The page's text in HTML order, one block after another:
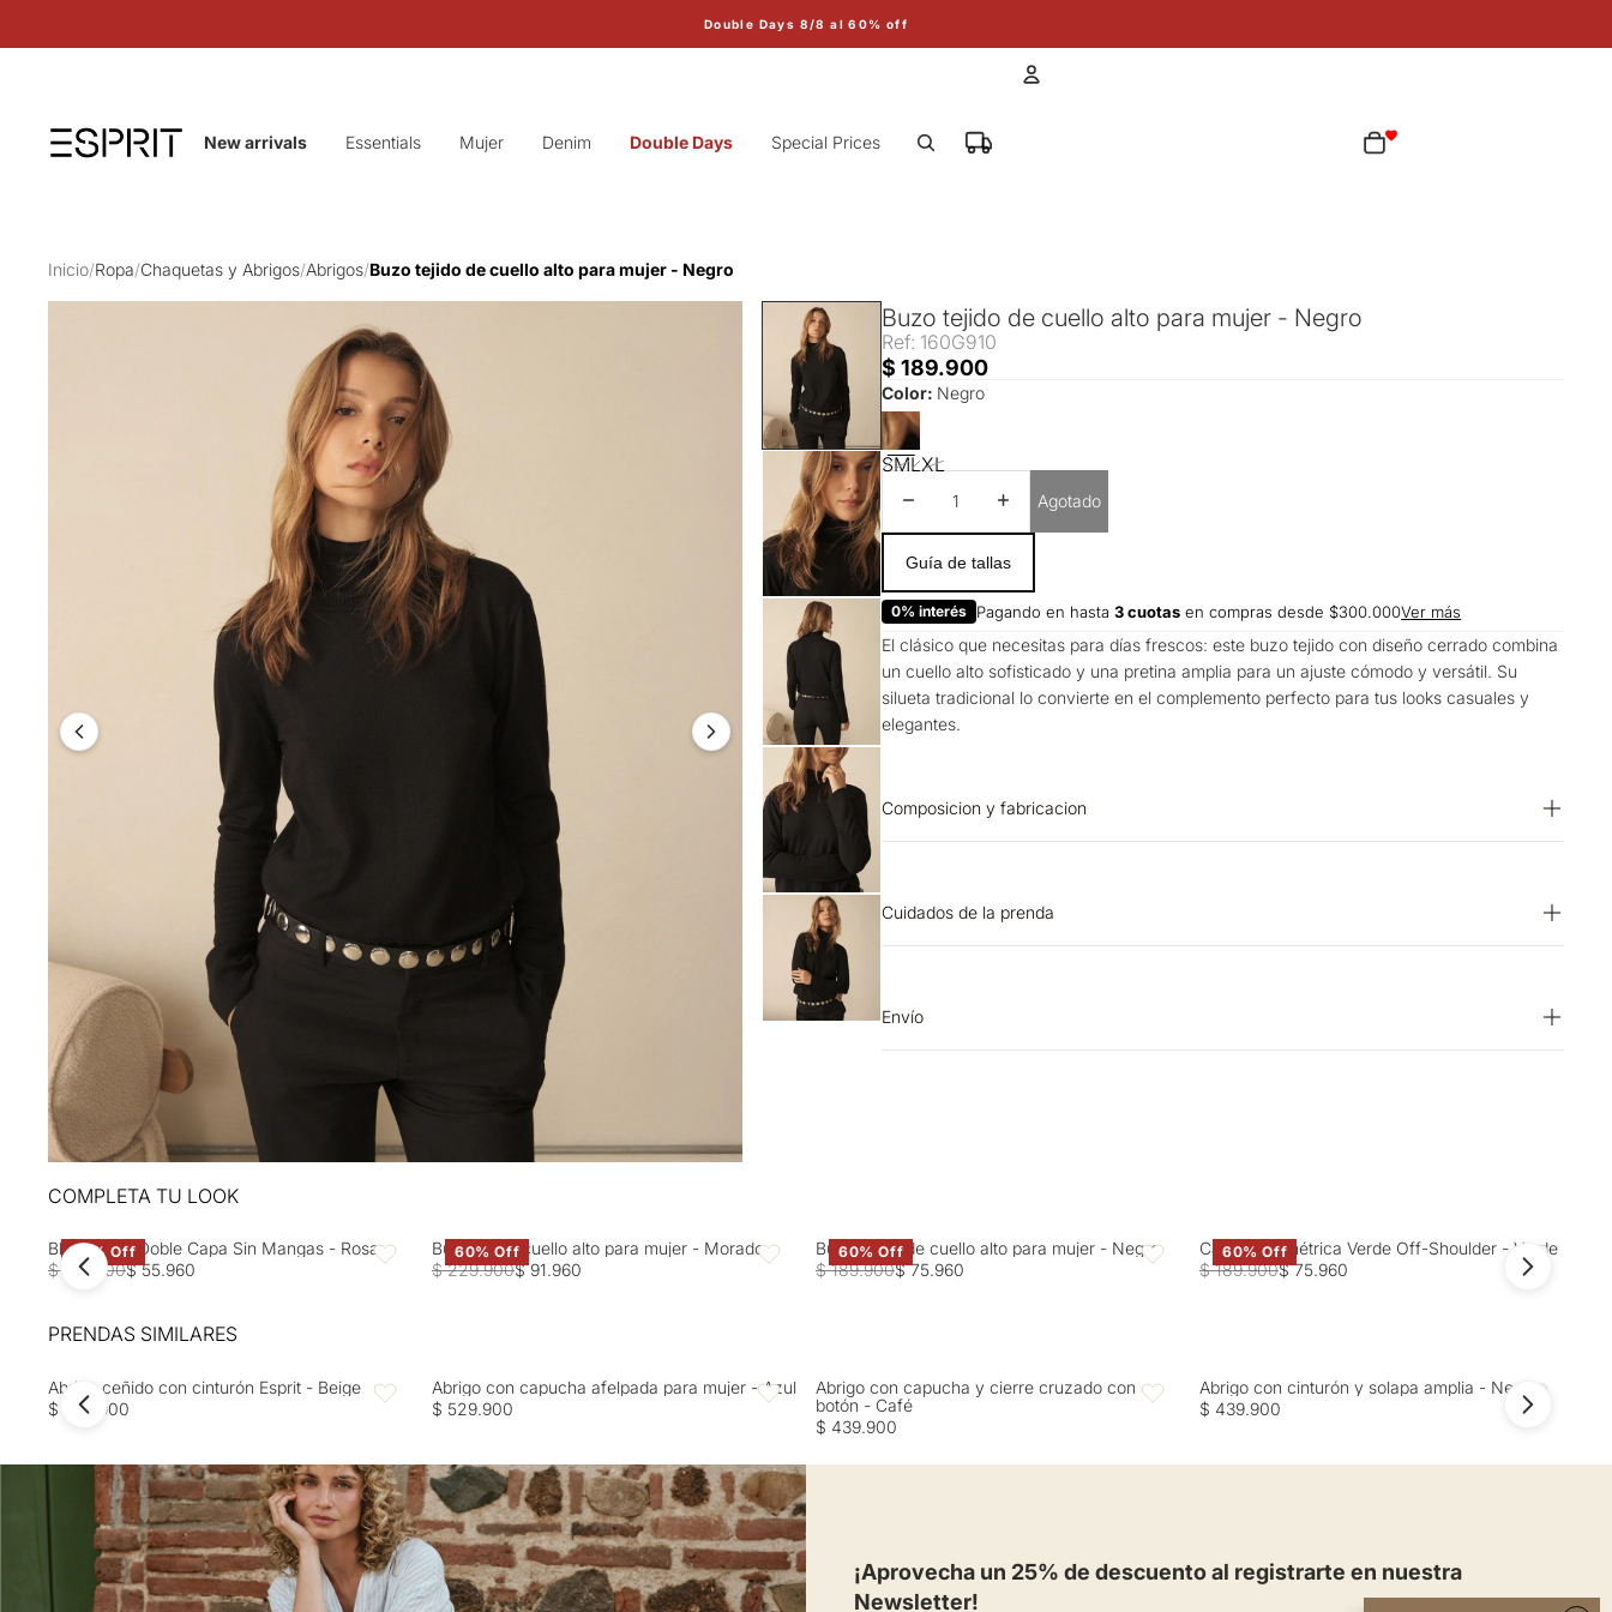
Double Days 8/8 al 60% off
New arrivals Essentials Mujer Denim Double Days Special Prices
Total de artículos en el carrito: 0
Inicio/Ropa/Chaquetas y Abrigos/Abrigos/Buzo tejido de cuello alto para mujer - Negro
Buzo tejido de cuello alto para mujer - Negro
Ref: 160G910
$ 189.900
Color: Negro
SMLXL
Disminuir cantidadAumentar cantidad
Agotado
Guía de tallas
0% interés Pagando en hasta3 cuotas en compras desde $300.000Ver más
El clásico que necesitas para días frescos: este buzo tejido con diseño cerrado combina
un cuello alto sofisticado y una pretina amplia para un ajuste cómodo y versátil. Su
silueta tradicional lo convierte en el complemento perfecto para tus looks casuales y
elegantes.
Composicion y fabricacion
Cuidados de la prenda
planchar. OTROS: No retorcer ni exprimir. CUIDADO TEXTIL PROFESIONAL: No
Envío
COMPLETA TU LOOK
60% Off Favoritos
Blusa Rosa Doble Capa Sin Mangas - Rosa
$ 139.900$ 55.960
60% Off Favoritos
Buzo tejido cuello alto para mujer - Morado
$ 229.900$ 91.960
60% Off Favoritos
Buzo tejido de cuello alto para mujer - Negro
$ 189.900$ 75.960
60% Off Favoritos
Camisa Asimétrica Verde Off-Shoulder - Verde
$ 189.900$ 75.960
PRENDAS SIMILARES
Favoritos
Abrigo ceñido con cinturón Esprit - Beige
$ 499.900
Favoritos
Abrigo con capucha afelpada para mujer - Azul
$ 529.900
Favoritos
Abrigo con capucha y cierre cruzado con
botón - Café
$ 439.900
Favoritos
Abrigo con cinturón y solapa amplia - Negro
$ 439.900
¡Aprovecha un 25% de descuento al registrarte en nuestra
Newsletter!